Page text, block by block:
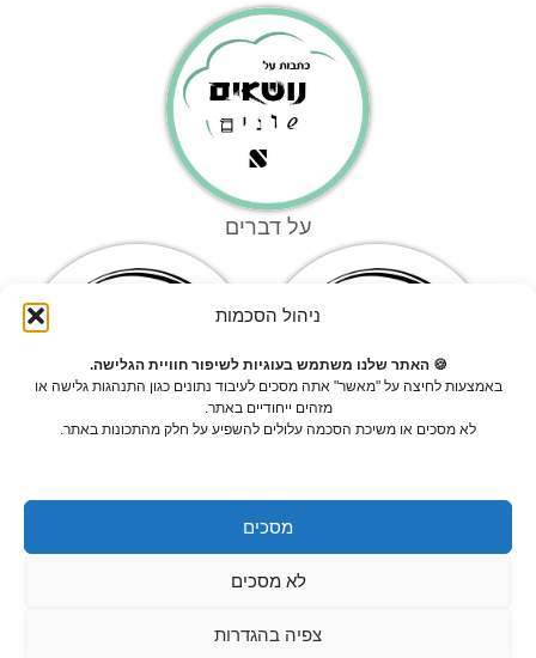
ניהול הסכמות
🍪 האתר שלנו משתמש בעוגיות לשיפור חוויית הגלישה.
באמצעות לחיצה על "מאשר" אתה מסכים לעיבוד נתונים כגון התנהגות גלישה או
מזהים ייחודיים באתר.
לא מסכים או משיכת הסכמה עלולים להשפיע על חלק מהתכונות באתר.
מסכים
לא מסכים
צפיה בהגדרות
על דברים
תנאי שימוש
Sinc.co.il